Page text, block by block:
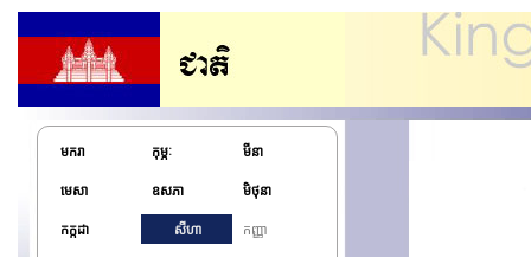
មករា កុម្ភៈ មីនា
មេសា ឧសភា មិថុនា
កក្កដា សីហា កញ្ញា